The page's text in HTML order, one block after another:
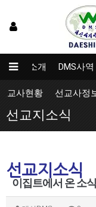
DMS소개 DMS사역
교사현황 선교사정
선교지소식
선교지소식
이집트에서 온 소